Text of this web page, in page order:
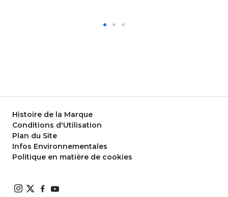
Histoire de la Marque
Conditions d'Utilisation
Plan du Site
Infos Environnementales
Politique en matière de cookies